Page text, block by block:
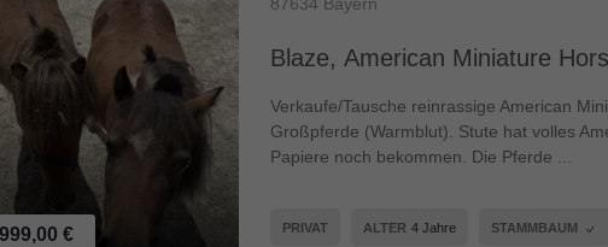
Blaze, American Miniature
87634 Bayern
€
Verkaufe/Tausche reinrassige American
Großpferde (Warmblut). Stute hat volles
Papiere noch bekommen. Die Pferde ...
PRIVAT ALTER 4 Jahre STAMMBAUM